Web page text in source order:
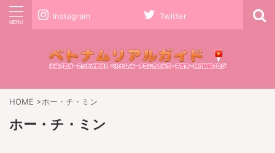
Instagram Twitter
HOME >ホー・チ・ミン
ホー・チ・ミン